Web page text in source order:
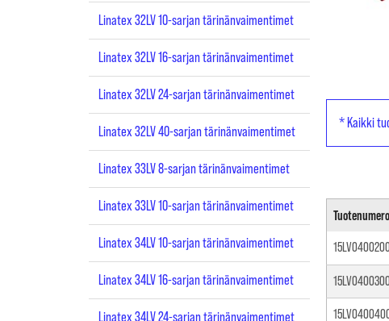
* Kaikki
Tuotenumero
15LV0400200
15LV0400300
Linatex 32LV 10-sarjan tärinänvaimentimet
Linatex 32LV 16-sarjan tärinänvaimentimet
Linatex 32LV 24-sarjan tärinänvaimentimet
Linatex 32LV 40-sarjan tärinänvaimentimet
Linatex 33LV 8-sarjan tärinänvaimentimet
Linatex 33LV 10-sarjan tärinänvaimentimet
Linatex 34LV 10-sarjan tärinänvaimentimet
Linatex 34LV 16-sarjan tärinänvaimentimet
Linatex 34LV 24-sarjan tärinänvaimentimet